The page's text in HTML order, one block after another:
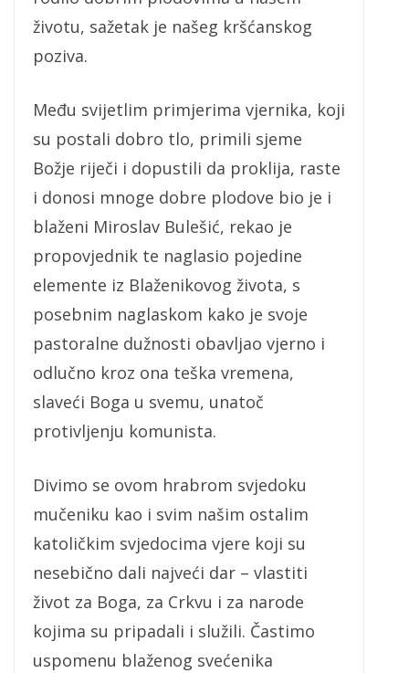
životu, sažetak je našeg kršćanskog
poziva.
Među svijetlim primjerima vjernika, koji
su postali dobro tlo, primili sjeme
Božje riječi i dopustili da proklija, raste
i donosi mnoge dobre plodove bio je i
blaženi Miroslav Bulešić, rekao je
propovjednik te naglasio pojedine
elemente iz Blaženikovog života, s
posebnim naglaskom kako je svoje
pastoralne dužnosti obavljao vjerno i
odlučno kroz ona teška vremena,
slaveći Boga u svemu, unatoč
protivljenju komunista.
Divimo se ovom hrabrom svjedoku
mučeniku kao i svim našim ostalim
katoličkim svjedocima vjere koji su
nesebično dali najveći dar – vlastiti
život za Boga, za Crkvu i za narode
kojima su pripadali i služili. Častimo
uspomenu blaženog svećenika